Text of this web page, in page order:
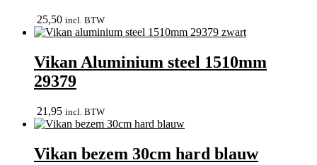
25,50 incl. BTW
Vikan Aluminium steel 1510mm
29379
21,95 incl. BTW
Vikan bezem 30cm hard blauw